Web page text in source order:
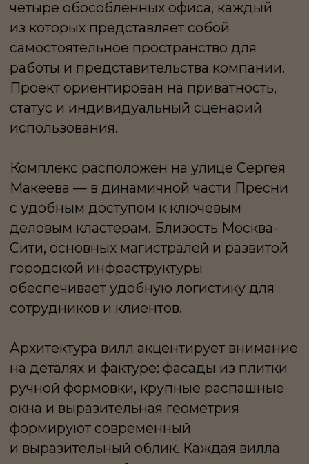
Сити, основных магистралей и развитой
обеспечивает удобную логистику для
сотрудников и клиентов.
Архитектура вилл акцентирует внимание
на деталях и фактуре: фасады из плитки
ручной формовки, крупные распашные
формируют современный
имеет отдельный вход с улицы, усиливая
ощущение автономности и приватности.
Пространства распределены
по уровням: подземный этаж, два
наземных и эксплуатируемая кровля.
Общая площадь — в среднем от 300
до 400+ м². Высота потолков достигает
4,4 м, создавая ощущение объёма
и позволяя гибко организовать
пространство. Кровля представляет
собой приватную террасу для отдыха,
Каждая вилла оснащена собственным
лифтом с доступом в подземный
паркинг. Современные инженерные
системы, включая вентиляцию,
кондиционирование и безопасность,
обеспечивают высокий уровень
комфорта.